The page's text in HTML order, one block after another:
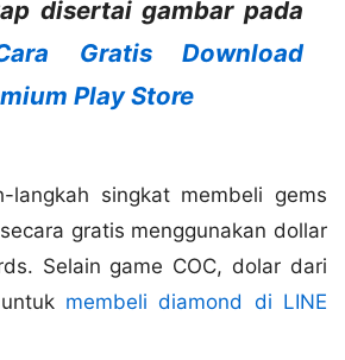
disertai gambar pada
Gratis Download
Play Store
langkah singkat membeli gems
gratis menggunakan dollar
Selain game COC, dolar dari
membeli diamond di LINE